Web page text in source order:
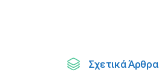
Σχετικά Άρθρα